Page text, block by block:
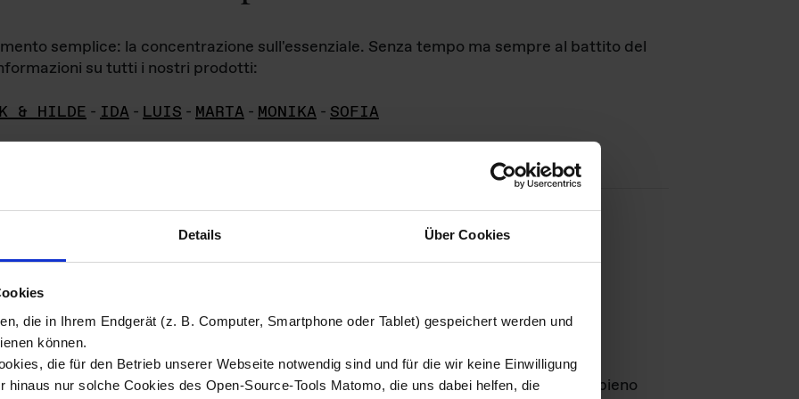
Details Über Cookies
die in Ihrem Endgerät (z. B. Computer, Smartphone oder Tablet) gespeichert werden und
können.
die für den Betrieb unserer Webseite notwendig sind und für die wir keine Einwilligung
hinaus nur solche Cookies des Open-Source-Tools Matomo, die uns dabei helfen, die
semplice: la concentrazione sull'essenziale. Senza tempo ma sempre al battito del
su tutti i nostri prodotti:
& HILDE - IDA - LUIS - MARTA - MONIKA - SOFIA
di immagini
materiale fotografico sono detenuti daDas ganze LebenGmbH e rimangono in pieno